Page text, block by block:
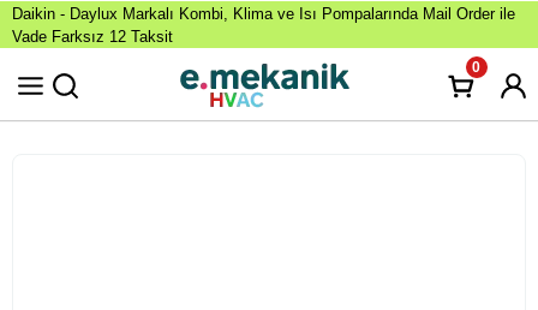
Daikin - Daylux Markalı Kombi, Klima ve Isı Pompalarında Mail Order ile
Vade Farksız 12 Taksit
0